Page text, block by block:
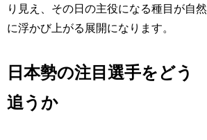
り見え、その日の主役になる種目が自然
に浮かび上がる展開になります。
日本勢の注目選手をどう
追うか